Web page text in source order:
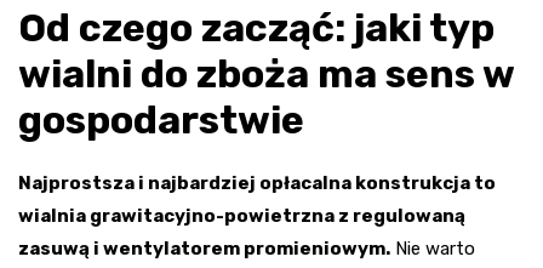
Od czego zacząć: jaki typ
wialni do zboża ma sens w
gospodarstwie
Najprostsza i najbardziej opłacalna konstrukcja to
wialnia grawitacyjno-powietrzna z regulowaną
zasuwą i wentylatorem promieniowym. Nie warto